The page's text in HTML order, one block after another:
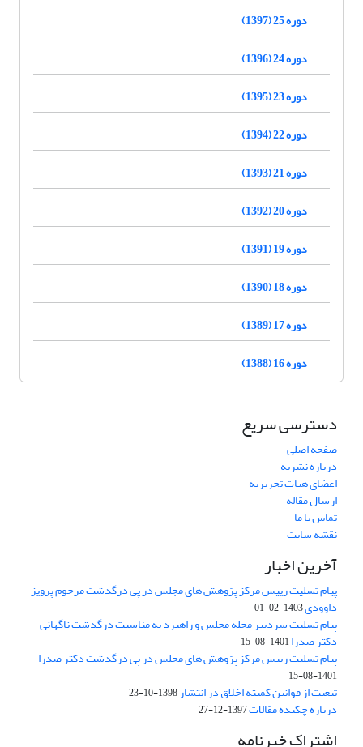
دوره 25 (1397)
دوره 24 (1396)
دوره 23 (1395)
دوره 22 (1394)
دوره 21 (1393)
دوره 20 (1392)
دوره 19 (1391)
دوره 18 (1390)
دوره 17 (1389)
دوره 16 (1388)
دسترسی سریع
صفحه اصلی
درباره نشریه
اعضای هیات تحریریه
ارسال مقاله
تماس با ما
نقشه سایت
آخرین اخبار
پیام تسلیت رییس مرکز پژوهش های مجلس در پی درگذشت مرحوم پرویز
داوودی1403-02-01
پیام تسلیت سردبیر مجله مجلس و راهبرد به مناسبت درگذشت ناگهانی
دکتر صدرا1401-08-15
پیام تسلیت رییس مرکز پژوهش های مجلس در پی درگذشت دکتر صدرا
1401-08-15
تبعیت از قوانین کمیته اخلاق در انتشار1398-10-23
درباره چکیده مقالات1397-12-27
اشتراک خبرنامه